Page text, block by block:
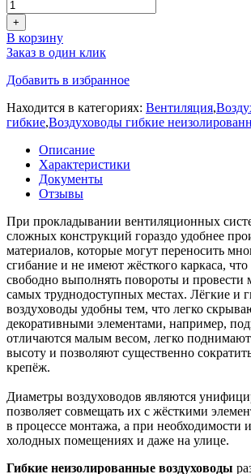
+
В корзину
Заказ в один клик
Добавить в избранное
Находится в категориях: Вентиляция,
гибкие,Воздуховоды гибкие
Описание
Характеристики
Документы
Отзывы
При прокладывании вентиляционных
сложных конструкций гораздо удобнее
материалов, которые могут переносить
сгибание и не имеют жёсткого каркаса, что
свободно выполнять повороты и провести
самых труднодоступных местах. Лёгкие и
воздуховоды удобны тем, что легко
декоративными элементами, например,
отличаются малым весом, легко
высоту и позволяют существенно
крепёж.
Диаметры воздуховодов являются
позволяет совмещать их с жёсткими
в процессе монтажа, а при необходимости
холодных помещениях и даже на улице.
Гибкие неизолированные воздуховоды